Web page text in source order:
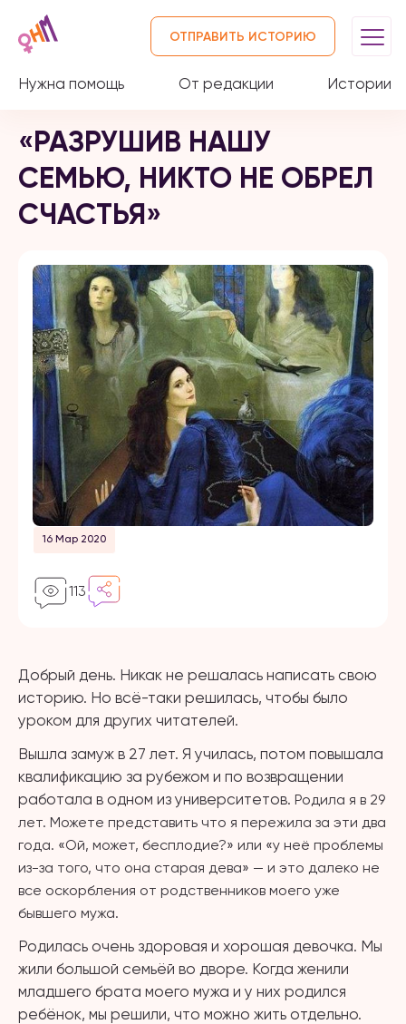
Нужна помощь От редакции Истории
ОТПРАВИТЬ ИСТОРИЮ
«РАЗРУШИВ НАШУ
СЕМЬЮ, НИКТО НЕ ОБРЕЛ
СЧАСТЬЯ»
16 Мар 2020
113
Добрый день. Никак не решалась написать свою
историю. Но всё-таки решилась, чтобы было
уроком для других читателей.
Вышла замуж в 27 лет. Я училась, потом повышала
квалификацию за рубежом и по возвращении
работала в одном из университетов. Родила я в 29
лет. Можете представить что я пережила за эти два
года. «Ой, может, бесплодие?» или «у неё проблемы
из-за того, что она старая дева» — и это далеко не
все оскорбления от родственников моего уже
бывшего мужа.
Родилась очень здоровая и хорошая девочка. Мы
жили большой семьёй во дворе. Когда женили
младшего брата моего мужа и у них родился
ребёнок, мы решили, что можно жить отдельно.